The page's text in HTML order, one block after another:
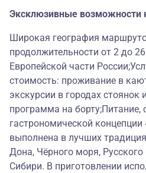
Эксклюзивные возможности
Широкая география
продолжительности от 2 до
Европейской части
стоимость: проживание в
экскурсии в городах стоянок
программа на борту;Питание,
гастрономической концепции
выполнена в лучших
Дона, Чёрного моря,
Сибири. В приготовлении